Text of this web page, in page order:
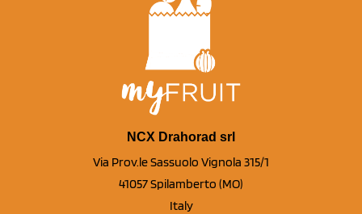
NCX Drahorad srl
Via Prov.le Sassuolo Vignola 315/1
41057 Spilamberto (MO)
Italy